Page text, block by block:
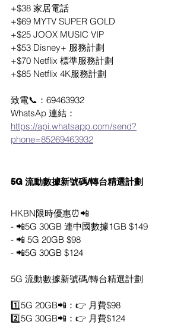
+$38 家居電話
+$69 MYTV SUPER GOLD
+$25 JOOX MUSIC VIP
+$53 Disney+ 服務計劃
+$70 Netflix 標準服務計劃
+$85 Netflix 4K服務計劃
致電📞：69463932
WhatsAp 連結：
https://api.whatsapp.com/send?
phone=85269463932
5G 流動數據新號碼/轉台精選計劃
HKBN限時優惠⏰📲
- 📲5G 30GB 連中國數據1GB $149
- 📲 5G 20GB $98
- 📲5G 30GB $124
5G 流動數據新號碼/轉台精選計劃
1️⃣5G 20GB📲：👉 月費$98
2️⃣5G 30GB📲：👉 月費$124